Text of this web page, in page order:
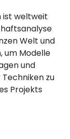
ist weltweit
Welt und
um Modelle
und
zu
Projekts